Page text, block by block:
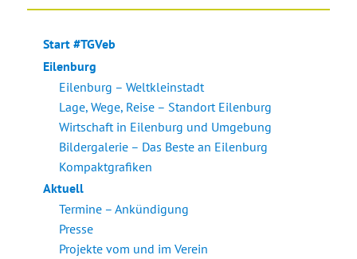
Start #TGVeb
Eilenburg
Eilenburg – Weltkleinstadt
Lage, Wege, Reise – Standort Eilenburg
Wirtschaft in Eilenburg und Umgebung
Bildergalerie – Das Beste an Eilenburg
Kompaktgrafiken
Aktuell
Termine – Ankündigung
Presse
Projekte vom und im Verein